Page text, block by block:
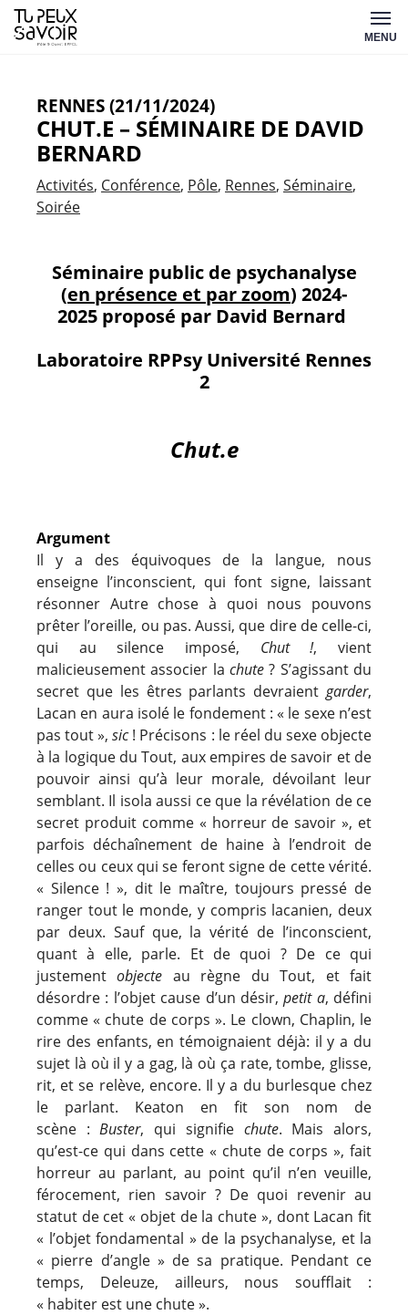
Aller
au
MENU
RENNES (21/11/2024)
CHUT.E – SÉMINAIRE DE DAVID
BERNARD
Activités Conférence Pôle Rennes Séminaire
Soirée
Séminaire public de psychanalyse
(en présence et par zoom) 2024-
2025 proposé par David Bernard
Laboratoire RPPsy Université Rennes
2
Chut.e
Argument
Il y a des équivoques de la langue, nous
enseigne l’inconscient, qui font signe, laissant
résonner Autre chose à quoi nous pouvons
prêter l’oreille, ou pas. Aussi, que dire de celle-ci,
qui au silence imposé, Chut !, vient
malicieusement associer la chute? S’agissant du
secret que les êtres parlants devraient garder,
Lacan en aura isolé le fondement : « le sexe n’est
pas tout »,sic! Précisons : le réel du sexe objecte
à la logique du Tout, aux empires de savoir et de
pouvoir ainsi qu’à leur morale, dévoilant leur
semblant. Il isola aussi ce que la révélation de ce
secret produit comme « horreur de savoir », et
parfois déchaînement de haine à l’endroit de
celles ou ceux qui se feront signe de cette vérité.
« Silence ! », dit le maître, toujours pressé de
ranger tout le monde, y compris lacanien, deux
par deux. Sauf que, la vérité de l’inconscient,
quant à elle, parle. Et de quoi ? De ce qui
justementobjecte au règne du Tout, et fait
désordre : l’objet cause d’un désir,petit a, défini
comme « chute de corps ». Le clown, Chaplin, le
rire des enfants, en témoignaient déjà: il y a du
sujet là où il y a gag, là où ça rate, tombe, glisse,
rit, et se relève, encore. Il y a du burlesque chez
le parlant. Keaton en fit son nom de
scène :Buster, qui signifie chute. Mais alors,
qu’est-ce qui dans cette « chute de corps », fait
horreur au parlant, au point qu’il n’en veuille,
férocement, rien savoir ? De quoi revenir au
statut de cet « objet de la chute », dont Lacan fit
« l’objet fondamental » de la psychanalyse, et la
« pierre d’angle » de sa pratique. Pendant ce
temps, Deleuze, ailleurs, nous soufflait :
« habiter est une chute ».